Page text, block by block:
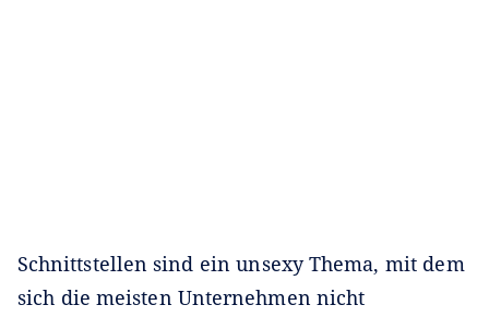
Schnittstellen sind ein unsexy Thema, mit dem
sich die meisten Unternehmen nicht